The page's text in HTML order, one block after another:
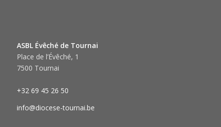
ASBL Évêché de Tournai
Place de l’Évêché, 1
7500 Tournai
+32 69 45 26 50
info@diocese-tournai.be